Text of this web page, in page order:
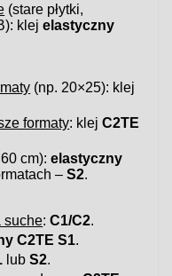
(stare płytki,
klejelastyczny
(np. 20×25): klej
formaty: klejC2TE
cm):elastyczny
–S2.
suche:C1/C2.
C2TE S1.
lubS2.